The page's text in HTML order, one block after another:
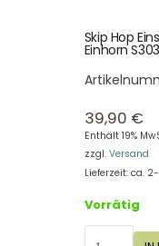
Skip Hop
Einhorn
39,90 €
Enthält 19%
zzgl. Versand
Lieferzeit: ca.
Vorrätig